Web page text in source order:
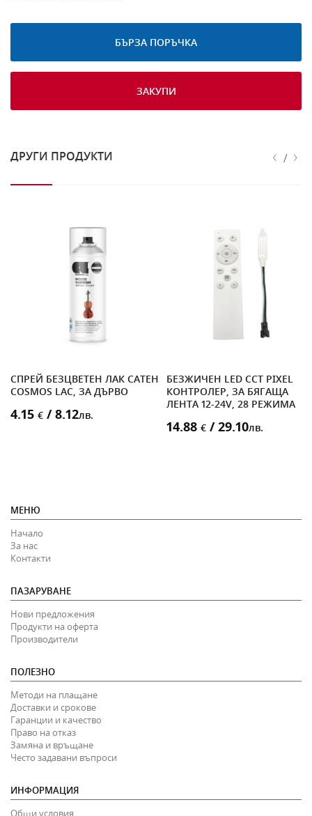
БЪРЗА ПОРЪЧКА
ЗАКУПИ
ДРУГИ ПРОДУКТИ ‹ / ›
СПРЕЙ БЕЗЦВЕТЕН ЛАК САТЕН
COSMOS LAC, ЗА ДЪРВО
4.15 € / 8.12лв.
БЕЗЖИЧЕН LED CCT PIXEL
КОНТРОЛЕР, ЗА БЯГАЩА
ЛЕНТА 12-24V, 28 РЕЖИМА
14.88 € / 29.10лв.
МЕНЮ
Начало
За нас
Контакти
ПАЗАРУВАНЕ
Нови предложения
Продукти на оферта
Производители
ПОЛЕЗНО
Методи на плащане
Доставки и срокове
Гаранции и качество
Право на отказ
Замяна и връщане
Често задавани въпроси
ИНФОРМАЦИЯ
Общи условия